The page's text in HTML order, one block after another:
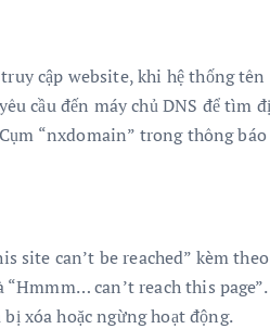
cập website, khi hệ thống
cầu đến máy chủ DNS để tìm
“nxdomain” trong thông
site can’t be reached” kèm
can’t reach this
xóa hoặc ngừng hoạt động.